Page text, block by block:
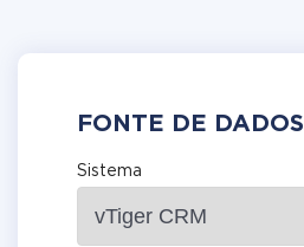
FONTE DE DADOS
Sistema